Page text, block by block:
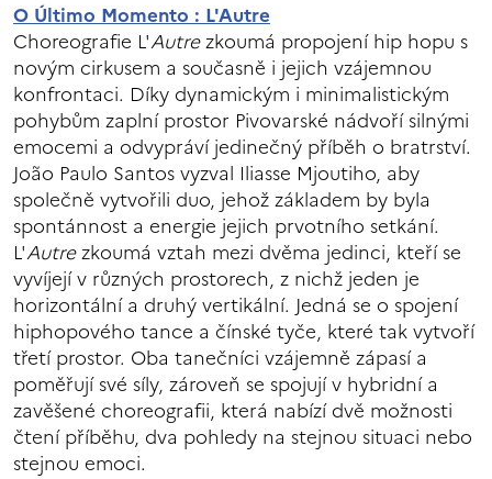
O Último Momento : L'Autre
Choreografie L'Autrezkoumá propojení hip hopu s
novým cirkusem a současně i jejich vzájemnou
konfrontaci. Díky dynamickým i minimalistickým
pohybům zaplní prostor Pivovarské nádvoří silnými
emocemi a odvypráví jedinečný příběh o bratrství.
João Paulo Santos vyzval Iliasse Mjoutiho, aby
společně vytvořili duo, jehož základem by byla
spontánnost a energie jejich prvotního setkání.
L'Autrezkoumá vztah mezi dvěma jedinci, kteří se
vyvíjejí v různých prostorech, z nichž jeden je
horizontální a druhý vertikální. Jedná se o spojení
hiphopového tance a čínské tyče, které tak vytvoří
třetí prostor. Oba tanečníci vzájemně zápasí a
poměřují své síly, zároveň se spojují v hybridní a
zavěšené choreografii, která nabízí dvě možnosti
čtení příběhu, dva pohledy na stejnou situaci nebo
stejnou emoci.